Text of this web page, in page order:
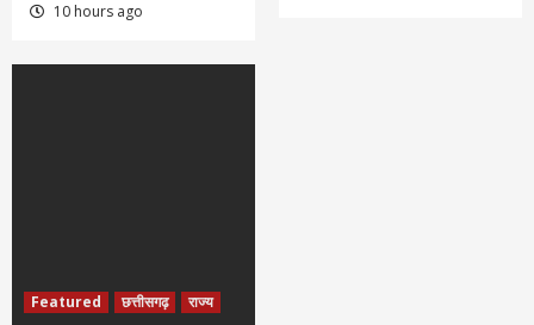
10 hours ago
Featured छत्तीसगढ़ राज्य